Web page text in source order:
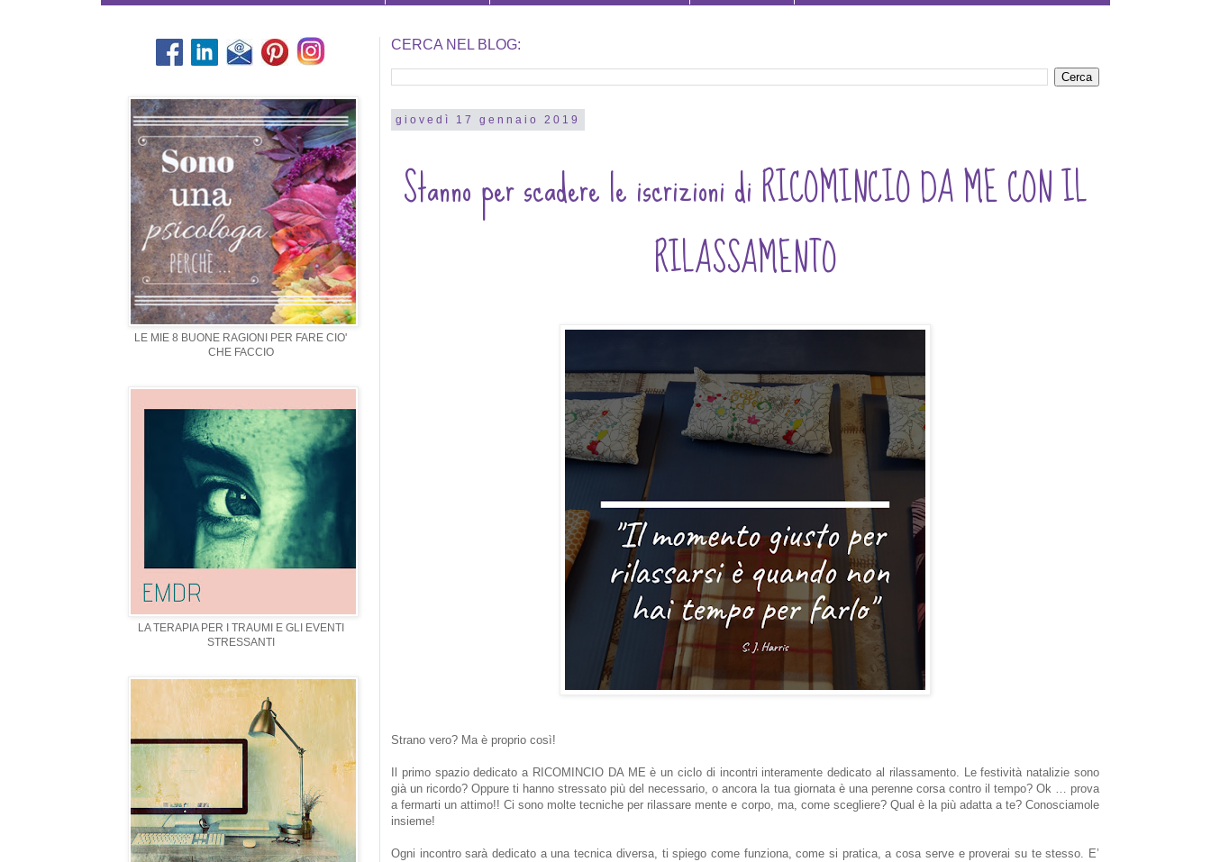
CERCA NEL BLOG:
giovedì 17 gennaio 2019
Stanno per scadere le iscrizioni di RICOMINCIO DA ME CON IL
RILASSAMENTO
Strano vero? Ma è proprio così!
Il primo spazio dedicato a RICOMINCIO DA ME è un ciclo di incontri interamente dedicato al rilassamento. Le festività natalizie sono
già un ricordo? Oppure ti hanno stressato più del necessario, o ancora la tua giornata è una perenne corsa contro il tempo? Ok … prova
a fermarti un attimo!! Ci sono molte tecniche per rilassare mente e corpo, ma, come scegliere? Qual è la più adatta a te? Conosciamole
insieme!
Ogni incontro sarà dedicato a una tecnica diversa, ti spiego come funziona, come si pratica, a cosa serve e proverai su te stesso. E’
LE MIE 8 BUONE RAGIONI PER FARE CIO'
CHE FACCIO
LA TERAPIA PER I TRAUMI E GLI EVENTI
STRESSANTI